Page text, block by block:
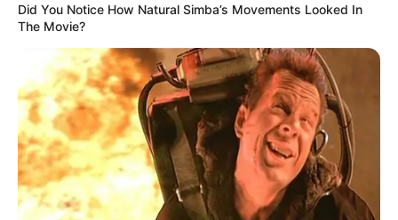
Did You Notice How Natural Simba’s Movements Looked In
The Movie?